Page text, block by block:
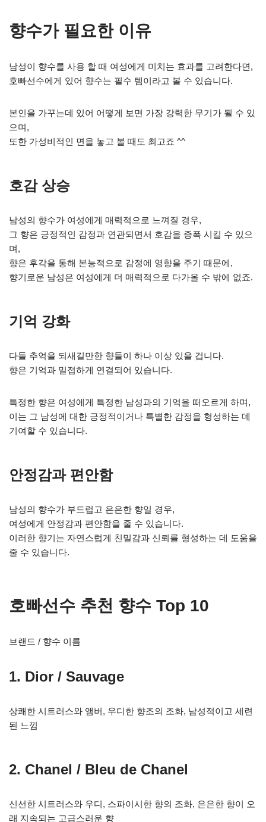
향수가 필요한 이유
남성이 향수를 사용 할 때 여성에게 미치는 효과를 고려한다면,
호빠선수에게 있어 향수는 필수 템이라고 볼 수 있습니다.
본인을 가꾸는데 있어 어떻게 보면 가장 강력한 무기가 될 수 있
으며,
또한 가성비적인 면을 놓고 볼 때도 최고죠 ^^
호감 상승
남성의 향수가 여성에게 매력적으로 느껴질 경우,
그 향은 긍정적인 감정과 연관되면서 호감을 증폭 시킬 수 있으
며,
향은 후각을 통해 본능적으로 감정에 영향을 주기 때문에,
향기로운 남성은 여성에게 더 매력적으로 다가올 수 밖에 없죠.
기억 강화
다들 추억을 되새길만한 향들이 하나 이상 있을 겁니다.
향은 기억과 밀접하게 연결되어 있습니다.
특정한 향은 여성에게 특정한 남성과의 기억을 떠오르게 하며,
이는 그 남성에 대한 긍정적이거나 특별한 감정을 형성하는 데
기여할 수 있습니다.
안정감과 편안함
남성의 향수가 부드럽고 은은한 향일 경우,
여성에게 안정감과 편안함을 줄 수 있습니다.
이러한 향기는 자연스럽게 친밀감과 신뢰를 형성하는 데 도움을
줄 수 있습니다.
호빠선수 추천 향수 Top 10
브랜드 / 향수 이름
1. Dior / Sauvage
상쾌한 시트러스와 앰버, 우디한 향조의 조화, 남성적이고 세련
된 느낌
2. Chanel / Bleu de Chanel
신선한 시트러스와 우디, 스파이시한 향의 조화, 은은한 향이 오
래 지속되는 고급스러운 향